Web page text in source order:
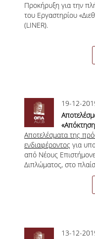
ΣΤΟ
Προκήρυξη για την
του Εργαστηρίου
(LINER).
19-12-
Νέους
στο
Αποτελέσματα της
ενδιαφέροντος για
από Νέους
Διπλώματος, στο
«Απόκτηση
Νέους Επιστήμονες
2020 στο Οικονομικό
13-12-